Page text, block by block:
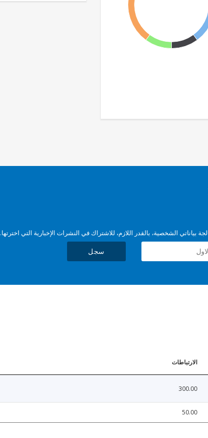
بياناتي الشخصية، بالقدر اللازم، للاشتراك في النشرات الإخبارية التي اخترتها.
سجل
الارتباطات
300.00
50.00